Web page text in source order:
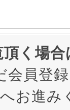
頂く場
会員登
へお進